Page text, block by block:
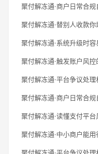
聚付解冻通·商户日常合
聚付解冻通·替别人收款
聚付解冻通·系统升级时
聚付解冻通·触发账户风
聚付解冻通·平台争议处
聚付解冻通·商户日常合
聚付解冻通·读懂支付平
聚付解冻通·中小商户能
聚付解冻通·平台争议处